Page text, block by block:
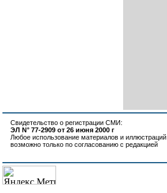
Свидетельство о регистрации СМИ:
ЭЛ N° 77-2909 от 26 июня 2000 г
Любое использование материалов и иллюстраций
возможно только по согласованию с редакцией